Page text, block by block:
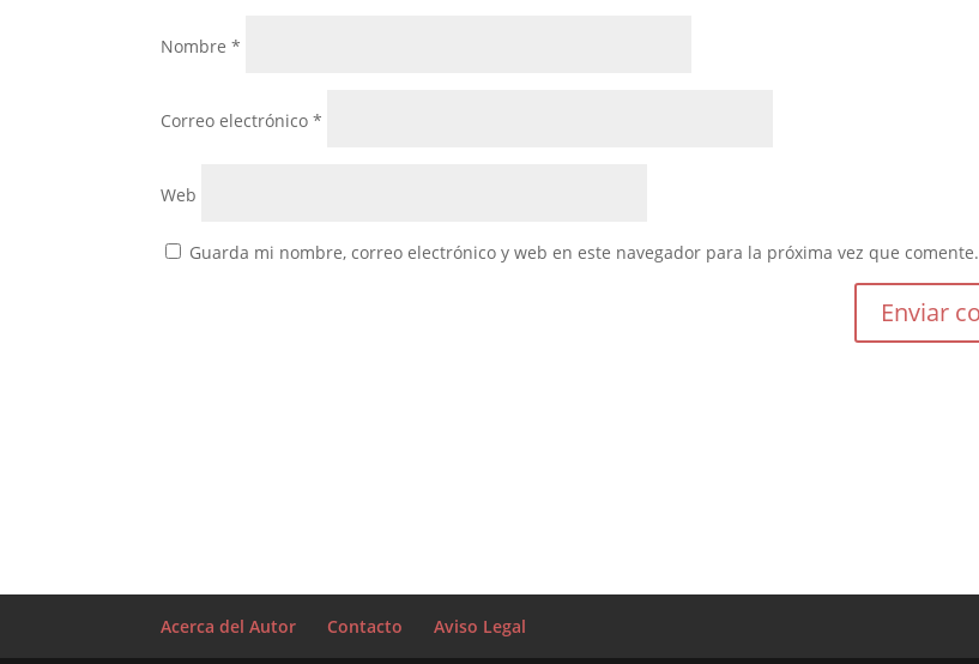
Nombre*
Correo electrónico*
Web
Guarda mi nombre, correo electrónico y web en este navegador para la próxima vez que comente.
Acerca del Autor Contacto Aviso Legal